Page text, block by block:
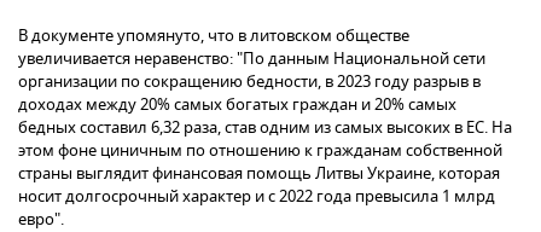
В документе упомянуто, что в литовском обществе
увеличивается неравенство: "По данным Национальной сети
организации по сокращению бедности, в 2023 году разрыв в
доходах между 20% самых богатых граждан и 20% самых
бедных составил 6,32 раза, став одним из самых высоких в ЕС. На
этом фоне циничным по отношению к гражданам собственной
страны выглядит финансовая помощь Литвы Украине, которая
носит долгосрочный характер и с 2022 года превысила 1 млрд
евро".